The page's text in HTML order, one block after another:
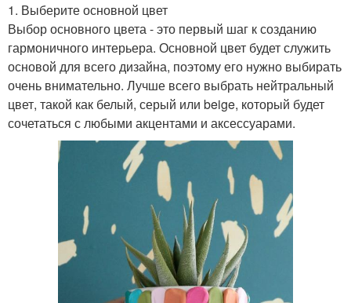
1. Выберите основной цвет
Выбор основного цвета - это первый шаг к созданию
гармоничного интерьера. Основной цвет будет служить
основой для всего дизайна, поэтому его нужно выбирать
очень внимательно. Лучше всего выбрать нейтральный
цвет, такой как белый, серый или beige, который будет
сочетаться с любыми акцентами и аксессуарами.